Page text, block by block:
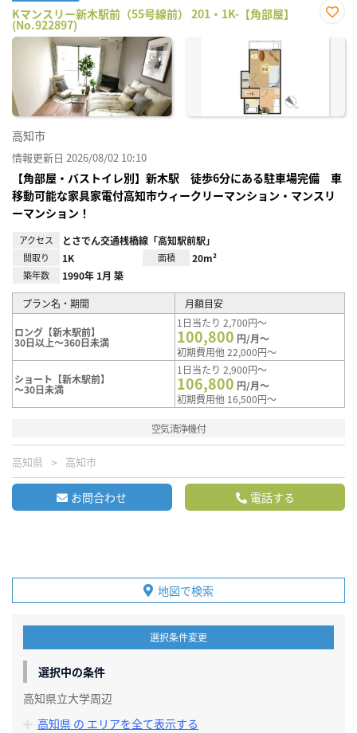
Kマンスリー新木駅前（55号線前） 201・1K-【角部屋】
(No.922897)
に入
高知市
情報更新日 2026/08/02 10:10
【角部屋・バストイレ別】新木駅 徒歩6分にある駐車場完備 車
移動可能な家具家電付高知市ウィークリーマンション・マンスリ
ーマンション！
アクセス とさでん交通桟橋線「高知駅前駅」
間取り 1K 面積 20m²
築年数 1990年 1月 築
プラン名・期間 月額目安
ロング【新木駅前】
30日以上～360日未満
1日当たり 2,700円～
100,800 円/月～
初期費用他 22,000円～
ショート【新木駅前】
～30日未満
1日当たり 2,900円～
106,800 円/月～
初期費用他 16,500円～
空気清浄機付
高知県 高知市
お問合わせ 電話する
地図で検索
選択条件変更
選択中の条件
高知県立大学周辺
高知県 の エリアを全て表示する